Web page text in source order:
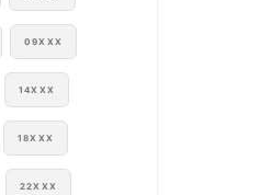
09XXX
14XXX
18XXX
22XXX